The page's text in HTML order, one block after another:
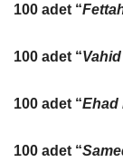
100 adet “
100 adet “
100 adet “Ehad
100 adet “